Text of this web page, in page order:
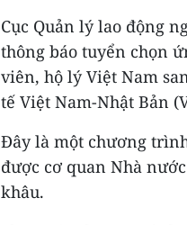
Cục Quản lý lao động
thông báo tuyển chọn
viên, hộ lý Việt Nam
tế Việt Nam-Nhật Bản
Đây là một chương
được cơ quan Nhà
khâu.